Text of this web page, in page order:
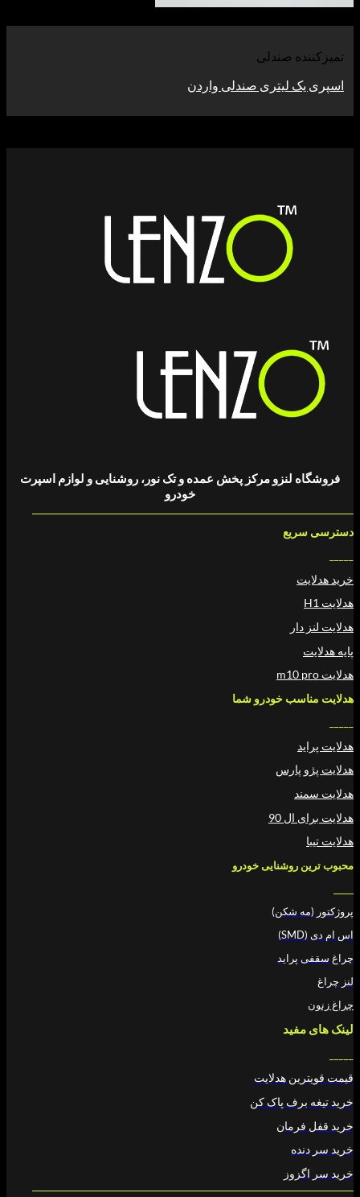
تمیزکننده صندلی
اسپری یک لیتری صندلی واردن
فروشگاه لنزو مرکز پخش عمده و تک نور، روشنایی و لوازم اسپرت
خودرو
دسترسی سریع
خرید هدلایت
هدلایت H1
هدلایت لنز دار
پایه هدلایت
هدلایت m10 pro
هدلایت مناسب خودرو شما
هدلایت پراید
هدلایت پژو پارس
هدلایت سمند
هدلایت برای ال 90
هدلایت تیبا
محبوب ترین روشنایی خودرو
پروژکتور (مه شکن)
اس ام دی (SMD)
چراغ سقفی پراید
لنز چراغ
چراغ زنون
لینک های مفید
قیمت قویترین هدلایت
خرید تیغه برف پاک کن
خرید قفل فرمان
خرید سر دنده
خرید سر اگزوز